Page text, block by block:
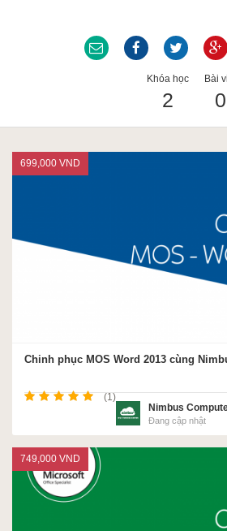
Khóa học
2
Bài
0
Chinh phục MOS Word 2013 cùng
(1)
Nimbus
Đang cập nhật
699,000 VND
749,000 VND